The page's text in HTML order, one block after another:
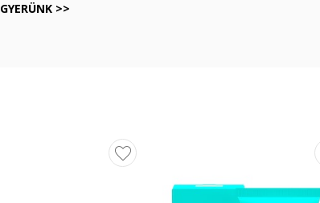
GYERÜNK >>